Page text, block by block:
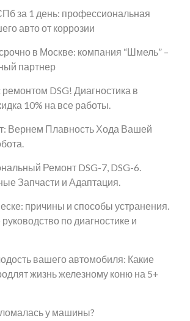
за 1 день: профессиональная
авто от коррозии
в Москве: компания “Шмель” –
партнер
ремонтом DSG! Диагностика в
10% на все работы.
Вернем Плавность Хода Вашей
Ремонт DSG-7, DSG-6.
Запчасти и Адаптация.
причины и способы устранения.
по диагностике и
вашего автомобиля: Какие
жизнь железному коню на 5+
у машины?